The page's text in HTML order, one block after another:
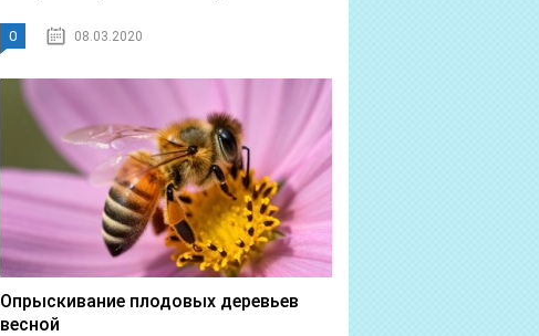
0 08.03.2020
Опрыскивание плодовых деревьев
весной